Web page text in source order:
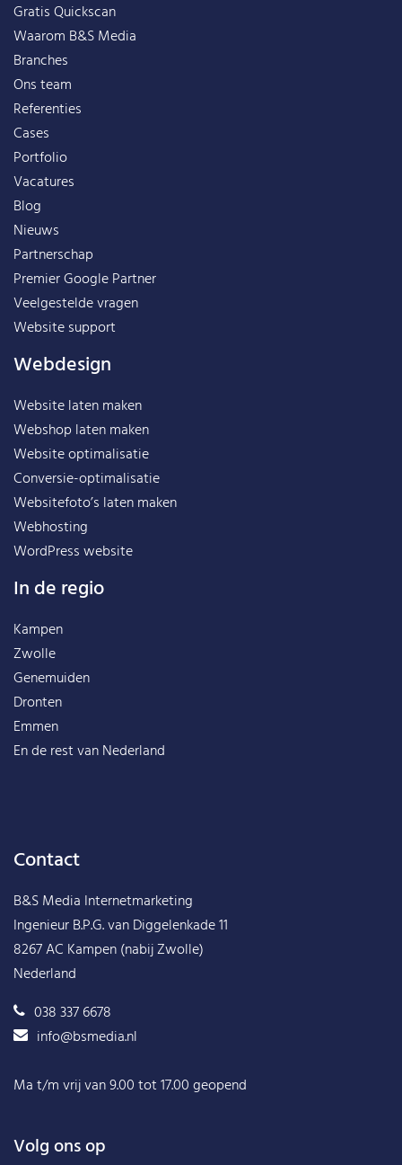
Gratis Quickscan
Waarom B&S Media
Branches
Ons team
Referenties
Cases
Portfolio
Vacatures
Blog
Nieuws
Partnerschap
Premier Google Partner
Veelgestelde vragen
Website support
Webdesign
Website laten maken
Webshop laten maken
Website optimalisatie
Conversie-optimalisatie
Websitefoto’s laten maken
Webhosting
WordPress website
In de regio
Kampen
Zwolle
Genemuiden
Dronten
Emmen
En de rest vanNederland
Contact
B&S Media Internetmarketing
Ingenieur B.P.G. van Diggelenkade 11
8267 AC Kampen (nabij Zwolle)
Nederland
038 337 6678
info@bsmedia.nl
Ma t/m vrij van 9.00 tot 17.00 geopend
Volg ons op